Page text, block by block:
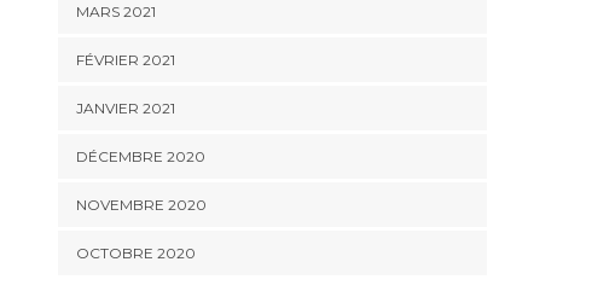
MARS 2021
FÉVRIER 2021
JANVIER 2021
DÉCEMBRE 2020
NOVEMBRE 2020
OCTOBRE 2020